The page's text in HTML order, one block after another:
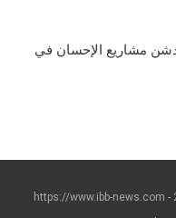
تدشن مشاريع الإحسان في